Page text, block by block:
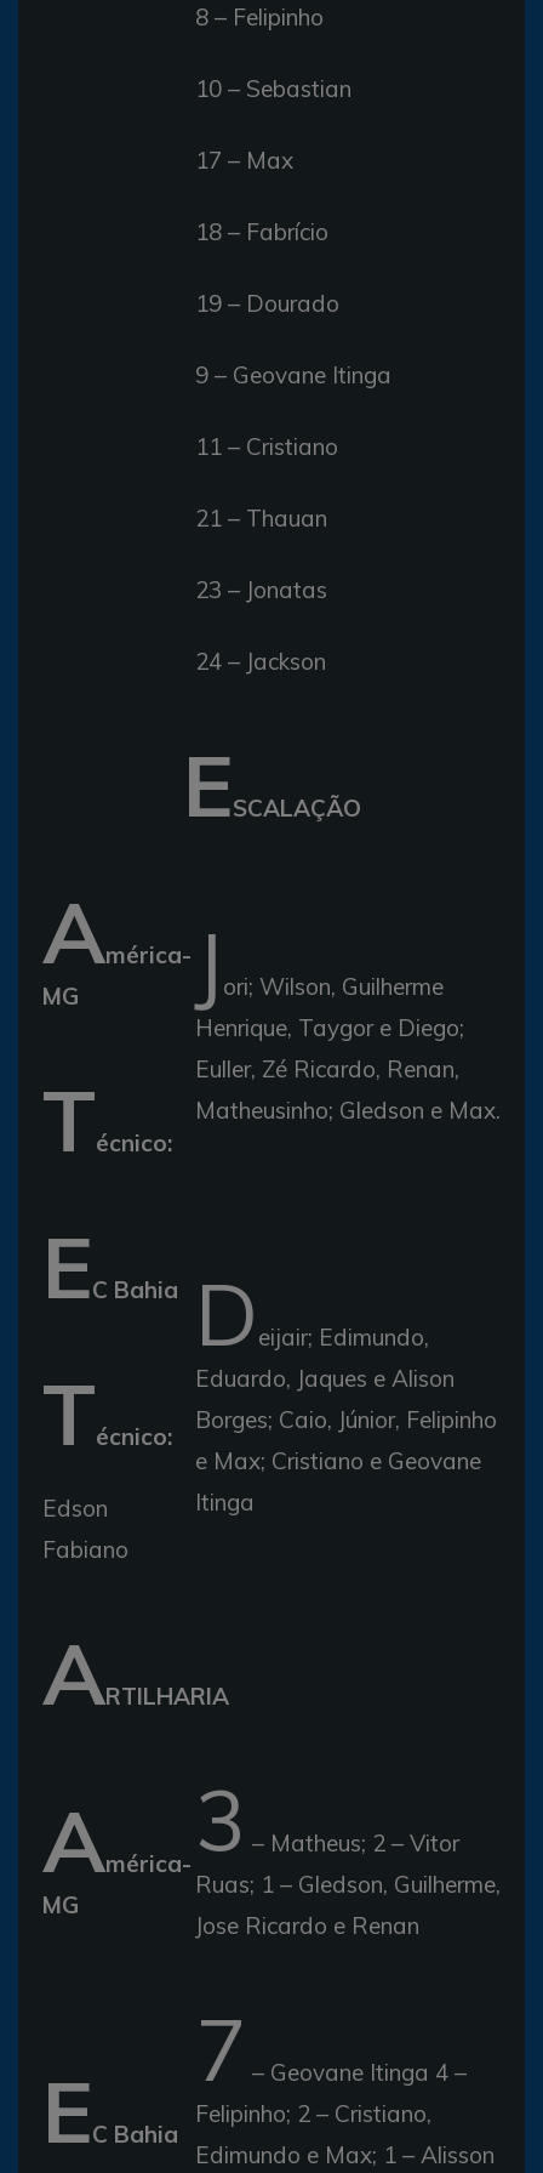
8 – Felipinho
10 – Sebastian
17 – Max
18 – Fabrício
19 – Dourado
9 – Geovane Itinga
11 – Cristiano
21 – Thauan
23 – Jonatas
24 – Jackson
ESCALAÇÃO
América-
MG
J ori; Wilson, Guilherme
Henrique, Taygor e Diego;
Euller, Zé Ricardo, Renan,
Matheusinho; Gledson e Max.
Técnico:
EC Bahia D eijair; Edimundo,
Eduardo, Jaques e Alison
Borges; Caio, Júnior, Felipinho
e Max; Cristiano e Geovane
Itinga
Técnico:
Edson
Fabiano
ARTILHARIA
América-
MG
3 – Matheus; 2 – Vitor
Ruas; 1 – Gledson, Guilherme,
Jose Ricardo e Renan
EC Bahia
7 – Geovane Itinga 4 –
Felipinho; 2 – Cristiano,
Edimundo e Max; 1 – Alisson